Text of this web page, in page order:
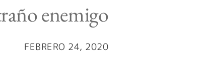
enemigo
FEBRERO 24, 2020